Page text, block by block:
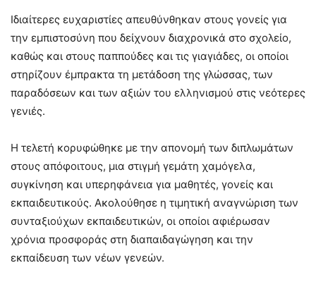
Ιδιαίτερες ευχαριστίες απευθύνθηκαν στους γονείς για
την εμπιστοσύνη που δείχνουν διαχρονικά στο σχολείο,
καθώς και στους παππούδες και τις γιαγιάδες, οι οποίοι
στηρίζουν έμπρακτα τη μετάδοση της γλώσσας, των
παραδόσεων και των αξιών του ελληνισμού στις νεότερες
γενιές.
Η τελετή κορυφώθηκε με την απονομή των διπλωμάτων
στους απόφοιτους, μια στιγμή γεμάτη χαμόγελα,
συγκίνηση και υπερηφάνεια για μαθητές, γονείς και
εκπαιδευτικούς. Ακολούθησε η τιμητική αναγνώριση των
συνταξιούχων εκπαιδευτικών, οι οποίοι αφιέρωσαν
χρόνια προσφοράς στη διαπαιδαγώγηση και την
εκπαίδευση των νέων γενεών.